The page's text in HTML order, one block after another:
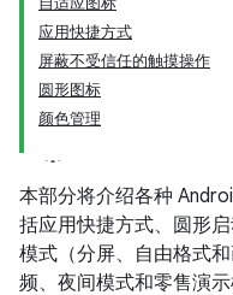
应用快捷方式
屏蔽不受信任的触摸操作
圆形图标
颜色管理
本部分将介绍各种
括应用快捷方式、圆形
模式（分屏、自由格式
频、夜间模式和零售演